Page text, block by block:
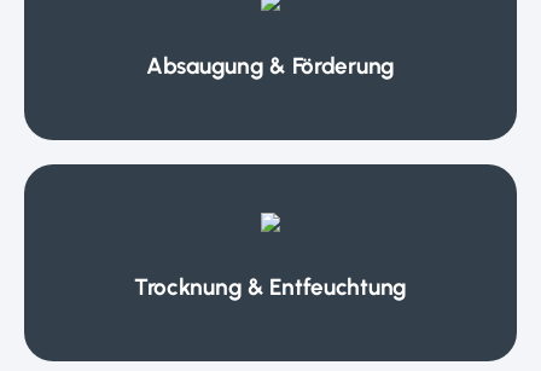
Absaugung & Förderung
Trocknung & Entfeuchtung